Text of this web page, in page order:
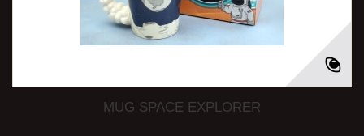
MUG SPACE EXPLORER